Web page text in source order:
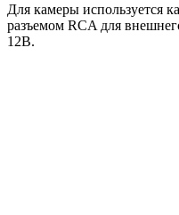
Для камеры используется
разъемом RCA для
12В.